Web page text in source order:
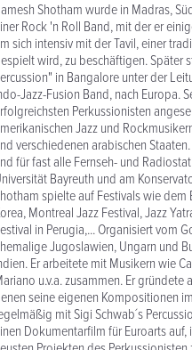
Shotham wurde in Madras,
Rock 'n Roll Band, mit der er
sich intensiv mit der Tavil, einer
wird, zu beschäftigen. Später
in Bangalore unter der
Jazz-Fusion Band, nach Europa.
Perkussionisten
Jazz und
verschiedenen arabischen
für fast alle Fernseh- und
Bayreuth und am
spielte auf Festivals wie dem
Montreal Jazz Festival, Jazz
in Perugia,... Organisiert vom
Jugoslawien, Ungarn und
Er arbeitete mit Musikern wie
u.v.a. zusammen. Er
seine eigenen Kompositionen
mit Sigi Schwab´s
Dokumentarfilm für Euroarts